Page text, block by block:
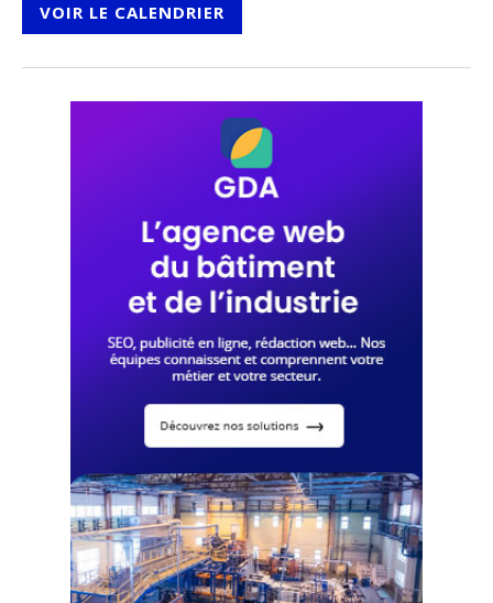
VOIR LE CALENDRIER